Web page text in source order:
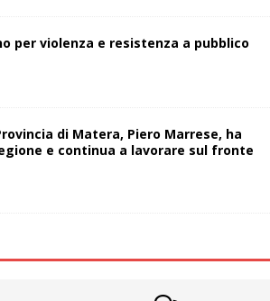
per violenza e resistenza a pubblico
di Matera, Piero Marrese, ha
e continua a lavorare sul fronte